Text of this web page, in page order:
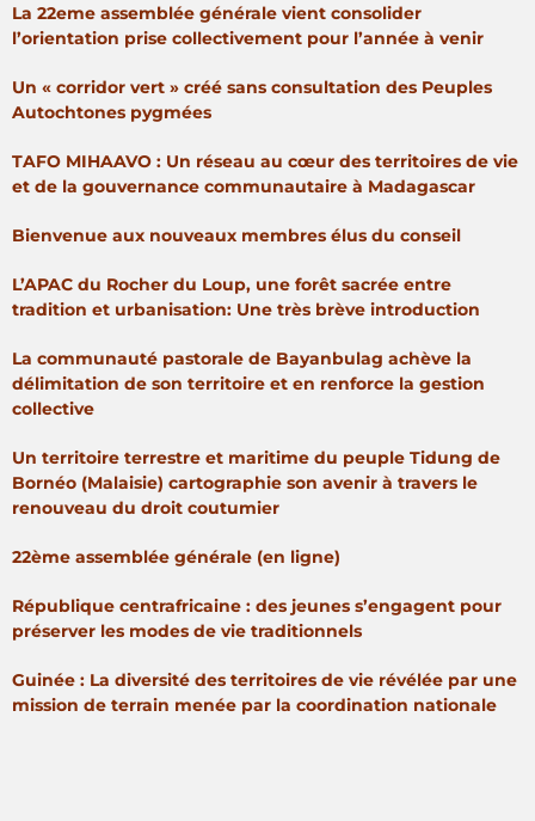
La 22eme assemblée générale vient consolider
l’orientation prise collectivement pour l’année à venir
Un « corridor vert » créé sans consultation des Peuples
Autochtones pygmées
TAFO MIHAAVO : Un réseau au cœur des territoires de vie
et de la gouvernance communautaire à Madagascar
Bienvenue aux nouveaux membres élus du conseil
L’APAC du Rocher du Loup, une forêt sacrée entre
tradition et urbanisation: Une très brève introduction
La communauté pastorale de Bayanbulag achève la
délimitation de son territoire et en renforce la gestion
collective
Un territoire terrestre et maritime du peuple Tidung de
Bornéo (Malaisie) cartographie son avenir à travers le
renouveau du droit coutumier
22ème assemblée générale (en ligne)
République centrafricaine : des jeunes s’engagent pour
préserver les modes de vie traditionnels
Guinée : La diversité des territoires de vie révélée par une
mission de terrain menée par la coordination nationale